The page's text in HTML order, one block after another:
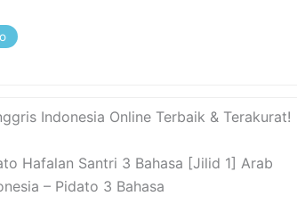
Indonesia Online Terbaik & Terakurat!
Hafalan Santri 3 Bahasa [Jilid 1] Arab
– Pidato 3 Bahasa